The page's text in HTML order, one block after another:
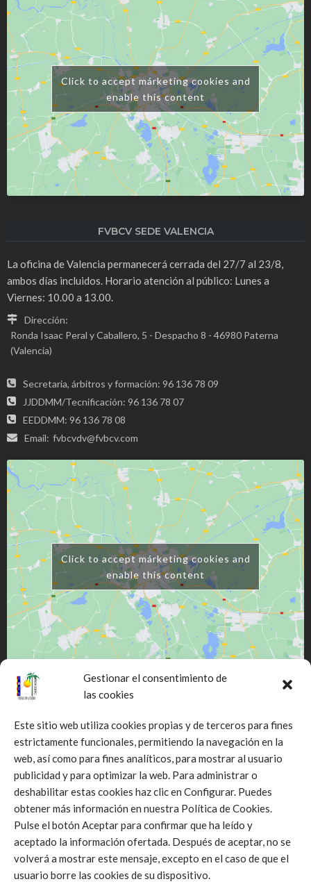
Gestionar el consentimiento de
las cookies
Este sitio web utiliza cookies propias y de terceros para fines
estrictamente funcionales, permitiendo la navegación en la
web, así como para fines analíticos, para mostrar al usuario
publicidad y para optimizar la web. Para administrar o
deshabilitar estas cookies haz clic en Configurar. Puedes
obtener más información en nuestra Política de Cookies.
Pulse el botón Aceptar para confirmar que ha leído y
aceptado la información ofertada. Después de aceptar, no se
volverá a mostrar este mensaje, excepto en el caso de que el
usuario borre las cookies de su dispositivo.
Click to accept márketing cookies and
enable this content
FVBCV SEDE VALENCIA
La oficina de Valencia permanecerá cerrada del 27/7 al 23/8,
ambos días incluidos. Horario atención al público: Lunes a
Viernes: 10.00 a 13.00.
Dirección:
Ronda Isaac Peral y Caballero, 5 - Despacho 8 - 46980 Paterna
(Valencia)
Secretaria, árbitros y formación: 96 136 78 09
JJDDMM/Tecnificación: 96 136 78 07
EEDDMM: 96 136 78 08
Email: fvbcvdv@fvbcv.com
Click to accept márketing cookies and
enable this content
Click to accept márketing cookies and
enable this content